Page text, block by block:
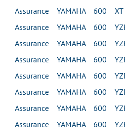
Assurance YAMAHA 600 XT
Assurance YAMAHA 600 YZF
Assurance YAMAHA 600 YZF
Assurance YAMAHA 600
Assurance YAMAHA 600
Assurance YAMAHA 600
Assurance YAMAHA 600
Assurance YAMAHA 600